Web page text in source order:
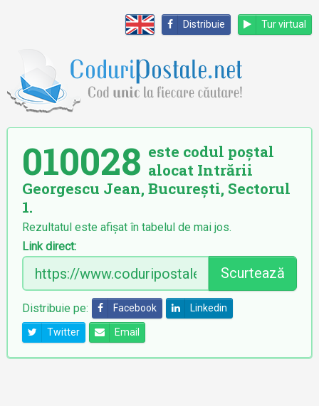
Distribuie Tur virtual
010028 este codul poștal
alocat Intrării
Georgescu Jean, București, Sectorul
1.
Rezultatul este afișat în tabelul de mai jos.
Link direct:
Scurtează
Distribuie pe: Facebook Linkedin
Twitter Email